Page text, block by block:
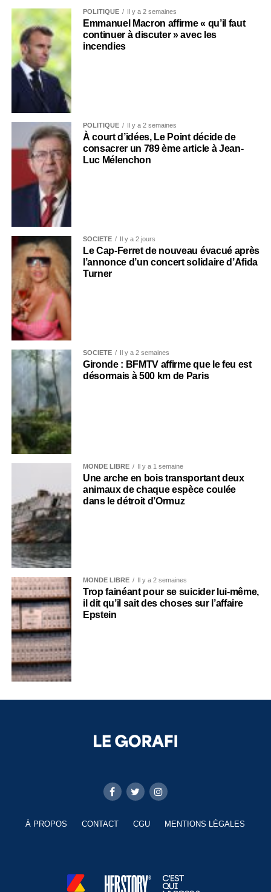
POLITIQUE Il y a 2 semaines
Emmanuel Macron affirme « qu’il faut
continuer à discuter » avec les
incendies
POLITIQUE Il y a 2 semaines
À court d’idées, Le Point décide de
consacrer un 789 ème article à Jean-
Luc Mélenchon
SOCIÉTÉ Il y a 2 jours
Le Cap-Ferret de nouveau évacué après
l’annonce d’un concert solidaire d’Afida
Turner
SOCIÉTÉ Il y a 2 semaines
Gironde : BFMTV affirme que le feu est
désormais à 500 km de Paris
MONDE LIBRE Il y a 1 semaine
Une arche en bois transportant deux
animaux de chaque espèce coulée
dans le détroit d’Ormuz
MONDE LIBRE Il y a 2 semaines
Trop fainéant pour se suicider lui-même,
il dit qu’il sait des choses sur l’affaire
Epstein
À PROPOS CONTACT CGU MENTIONS LÉGALES